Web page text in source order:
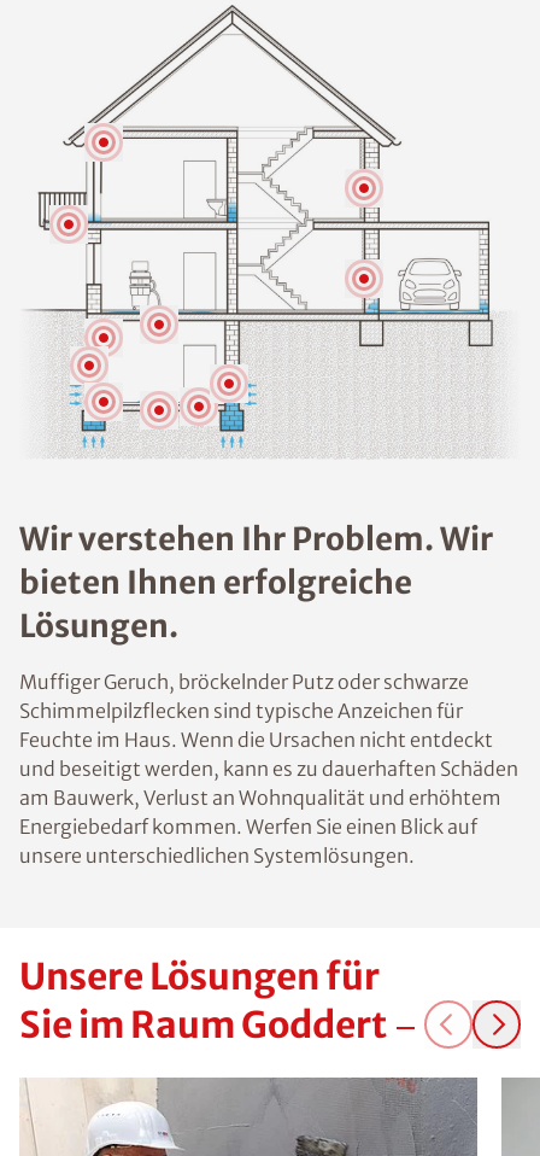
Wir verstehen Ihr Problem. Wir
bieten Ihnen erfolgreiche
Lösungen.
Muffiger Geruch, bröckelnder Putz oder schwarze
Schimmelpilzflecken sind typische Anzeichen für
Feuchte im Haus. Wenn die Ursachen nicht entdeckt
und beseitigt werden, kann es zu dauerhaften Schäden
am Bauwerk, Verlust an Wohnqualität und erhöhtem
Energiebedarf kommen. Werfen Sie einen Blick auf
unsere unterschiedlichen Systemlösungen.
Unsere Lösungen für
Sie im Raum Goddert